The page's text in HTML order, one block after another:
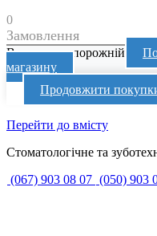
0
Замовлення
Ваш кошик порожній
магазину
Продовжити
Перейти до вмісту
Стоматологічне та
(067) 903 08 07 (050) 903